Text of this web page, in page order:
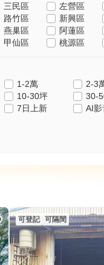
三民區 左營區
路竹區 新興區
燕巢區 阿蓮區
甲仙區 桃源區
1-2萬 2-3
10-30坪 30-
7日上新 AI
可登記 可隔間